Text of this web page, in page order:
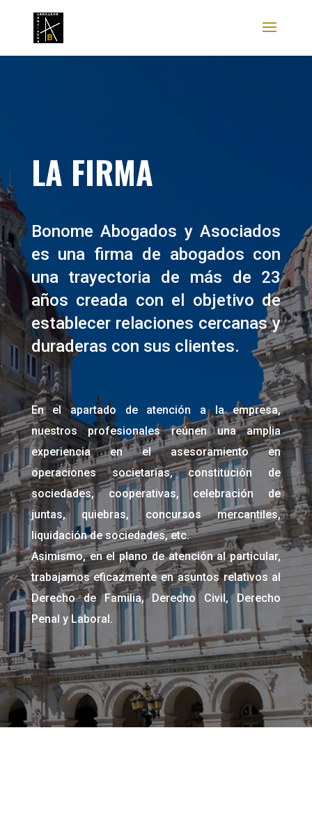
LA FIRMA
Bonome Abogados y Asociados
es una firma de abogados con
una trayectoria de más de 23
años creada con el objetivo de
establecer relaciones cercanas y
duraderas con sus clientes.
En el apartado de atención a la empresa,
nuestros profesionales reúnen una amplia
experiencia en el asesoramiento en
operaciones societarias, constitución de
sociedades, cooperativas, celebración de
juntas, quiebras, concursos mercantiles,
liquidación de sociedades, etc.
Asimismo, en el plano de atención al particular,
trabajamos eficazmente en asuntos relativos al
Derecho de Familia, Derecho Civil, Derecho
Penal y Laboral.